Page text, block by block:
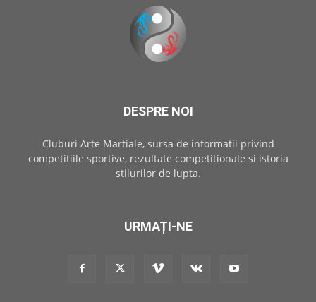
DESPRE NOI
Cluburi Arte Martiale, sursa de informatii privind
competitiile sportive, rezultate competitionale si istoria
stilurilor de lupta.
URMAȚI-NE